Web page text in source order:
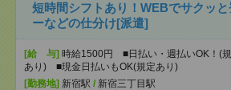
短時間シフトあり！WEBでサクッ
ーなどの仕分け[派遣]
[給 与] 時給1500円 ■日払い・週払いOK！(
あり) ■現金日払いもOK(規定あり)
[勤務地] 新宿駅 / 新宿三丁目駅